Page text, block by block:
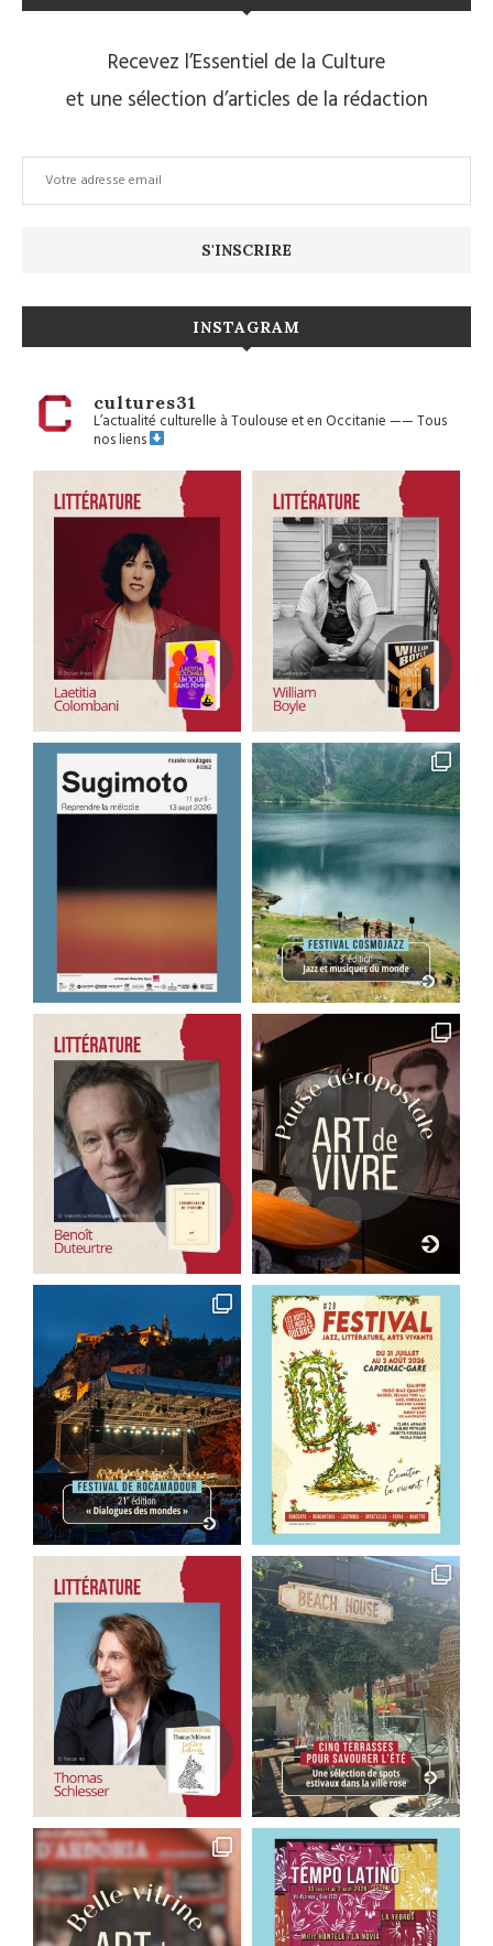
Recevez l’Essentiel de la Culture
et une sélection d’articles de la rédaction
INSTAGRAM
cultures31
L’actualité culturelle à Toulouse et en Occitanie——Tous
nos liens